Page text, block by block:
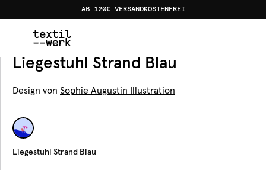
AB 120€ VERSANDKOSTENFREI
Produkte Kissen Liegestuhl Strand Blau
Kissen
Liegestuhl Strand Blau
Design von Sophie Augustin Illustration
Liegestuhl Strand Blau